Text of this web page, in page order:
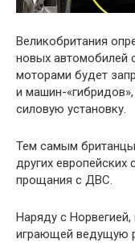
Великобритания
новых автомобилей
моторами будет
и машин-
силовую установку.
Тем самым
других европейских
прощания с ДВС.
Наряду с
играющей ведущую